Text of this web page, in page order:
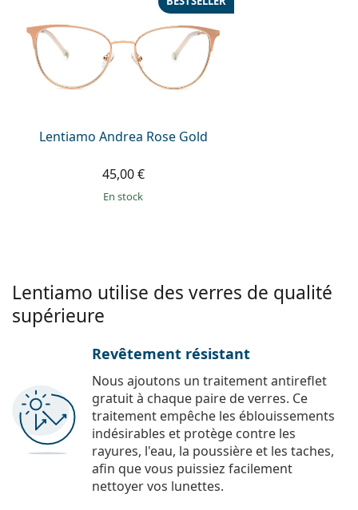
Prada
Toutes les marques
Lentiamo Andrea Rose Gold
45,00 €
en stock
Lentiamo utilise des verres de qualité
supérieure
Revêtement résistant
Nous ajoutons un traitement antireflet
gratuit à chaque paire de verres. Ce
traitement empêche les éblouissements
indésirables et protège contre les
rayures, l'eau, la poussière et les taches,
afin que vous puissiez facilement
nettoyer vos lunettes.